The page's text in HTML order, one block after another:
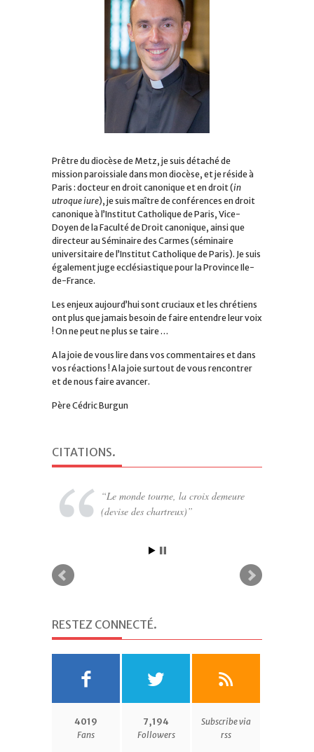
Prêtre du diocèse de Metz, je suis détaché de
mission paroissiale dans mon diocèse, et je réside à
Paris : docteur en droit canonique et en droit (in
utroque iure), je suis maître de conférences en droit
canonique à l’Institut Catholique de Paris, Vice-
Doyen de la Faculté de Droit canonique, ainsi que
directeur au Séminaire des Carmes (séminaire
universitaire de l’Institut Catholique de Paris). Je suis
également juge ecclésiastique pour la Province Ile-
de-France.
Les enjeux aujourd’hui sont cruciaux et les chrétiens
ont plus que jamais besoin de faire entendre leur voix
! On ne peut ne plus se taire …
A la joie de vous lire dans vos commentaires et dans
vos réactions ! A la joie surtout de vous rencontrer
et de nous faire avancer.
Père Cédric Burgun
CITATIONS.
Le monde tourne, la croix demeure
(devise des chartreux)
RESTEZ CONNECTÉ.
4019
Fans
7,194
Followers
Subscribe via
rss